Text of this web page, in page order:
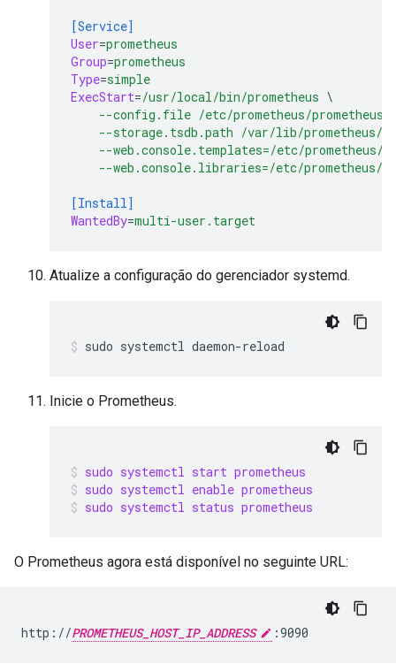
[Service]
User=prometheus
Group=prometheus
Type=simple
ExecStart=/usr/local/bin/prometheus
--config.file /etc/prometheus/
--storage.tsdb.path /var/lib/prometheus/
--web.console.templates=/etc/prometheus/
--web.console.libraries=/etc/prometheus/
[Install]
WantedBy=multi-user.target
Atualize a configuração do gerenciador systemd.
Inicie o Prometheus.
sudo systemctl start prometheus
sudo systemctl enable prometheus
sudo systemctl status prometheus
O Prometheus agora está disponível no seguinte URL:
http://PROMETHEUS_HOST_IP_ADDRESS